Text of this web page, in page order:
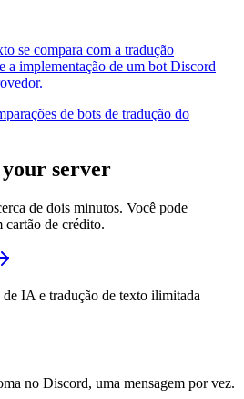
se compara com a tradução
a implementação de um bot Discord
de bots de tradução do
server
de dois minutos. Você pode
cartão de crédito.
IA e tradução de texto ilimitada
no Discord, uma mensagem por vez.